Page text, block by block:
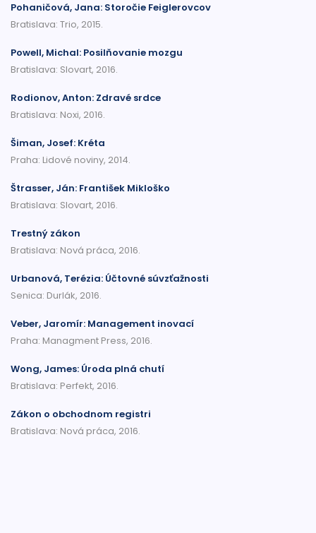
Pohaničová, Jana: Storočie Feiglerovcov
Bratislava: Trio, 2015.
Powell, Michal: Posilňovanie mozgu
Bratislava: Slovart, 2016.
Rodionov, Anton: Zdravé srdce
Bratislava: Noxi, 2016.
Šiman, Josef: Kréta
Praha: Lidové noviny, 2014.
Štrasser, Ján: František Mikloško
Bratislava: Slovart, 2016.
Trestný zákon
Bratislava: Nová práca, 2016.
Urbanová, Terézia: Účtovné súvzťažnosti
Senica: Durlák, 2016.
Veber, Jaromír: Management inovací
Praha: Managment Press, 2016.
Wong, James: Úroda plná chutí
Bratislava: Perfekt, 2016.
Zákon o obchodnom registri
Bratislava: Nová práca, 2016.